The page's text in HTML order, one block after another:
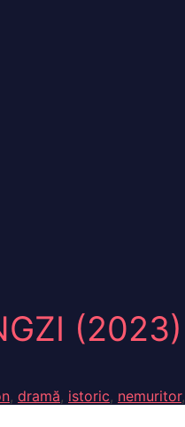
(2023)
, dramă, istoric, nemuritor,